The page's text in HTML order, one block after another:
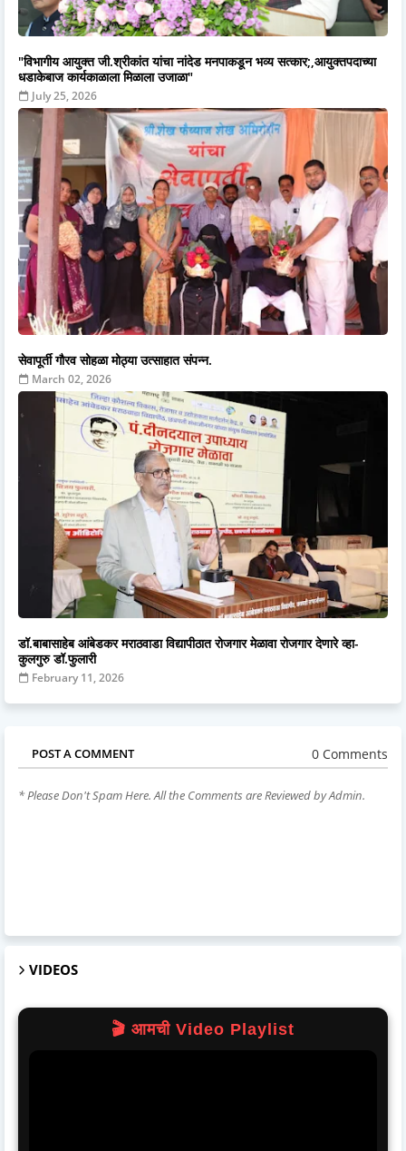
"विभागीय आयुक्त जी.श्रीकांत यांचा नांदेड मनपाकडून भव्य सत्कार;,आयुक्तपदाच्या
धडाकेबाज कार्यकाळाला मिळाला उजाळा"
July 25, 2026
सेवापूर्ती गौरव सोहळा मोठ्या उत्साहात संपन्न.
March 02, 2026
डॉ.बाबासाहेब आंबेडकर मराठवाडा विद्यापीठात रोजगार मेळावा रोजगार देणारे व्हा-
कुलगुरु डॉ.फुलारी
February 11, 2026
POST A COMMENT 0 Comments
* Please Don't Spam Here. All the Comments are Reviewed by Admin.
VIDEOS
🎬 आमची Video Playlist